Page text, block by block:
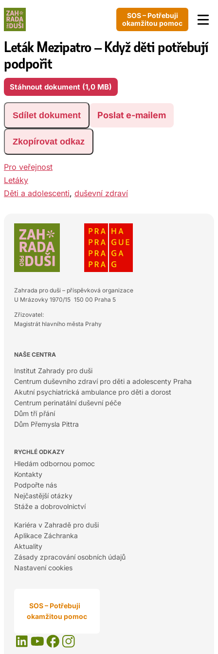
SOS – Potřebuji
okamžitou pomoc
Leták Mezipatro – Když děti potřebují
podpořit
Stáhnout dokument (1,0 MB)
Sdílet dokument Poslat e-mailem
Zkopírovat odkaz
Pro veřejnost
Letáky
Děti a adolescenti, duševní zdraví
Zahrada pro duši – příspěvková organizace
U Mrázovky 1970/15 150 00 Praha 5
Zřizovatel:
Magistrát hlavního města Prahy
NAŠE CENTRA
Institut Zahrady pro duši
Centrum duševního zdraví pro děti a adolescenty Praha
Akutní psychiatrická ambulance pro děti a dorost
Centrum perinatální duševní péče
Dům tří přání
Dům Přemysla Pittra
RYCHLÉ ODKAZY
Hledám odbornou pomoc
Kontakty
Podpořte nás
Nejčastější otázky
Stáže a dobrovolnictví
Kariéra v Zahradě pro duši
Aplikace Záchranka
Aktuality
Zásady zpracování osobních údajů
Nastavení cookies
SOS – Potřebuji
okamžitou pomoc